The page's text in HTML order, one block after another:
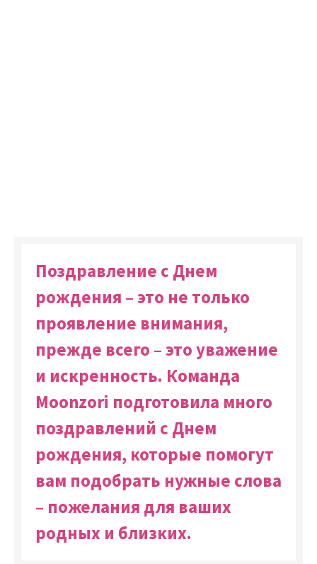
Поздравление с Днем
рождения – это не только
проявление внимания,
прежде всего – это уважение
и искренность. Команда
Moonzori подготовила много
поздравлений с Днем
рождения, которые помогут
вам подобрать нужные слова
– пожелания для ваших
родных и близких.